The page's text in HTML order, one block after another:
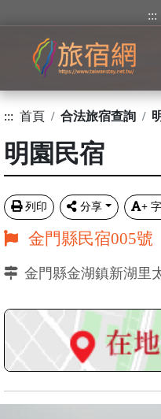
:::
::: 首頁 合法旅宿查詢
明園民宿
列印 分享 +
金門縣民宿005號
金門縣金湖鎮新湖里